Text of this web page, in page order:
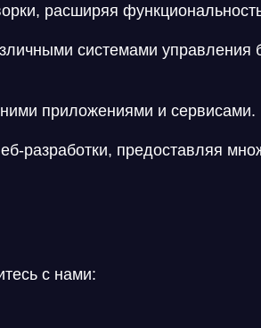
расширяя
системами управления
приложениями и сервисами.
разработки, предоставляя
с нами: